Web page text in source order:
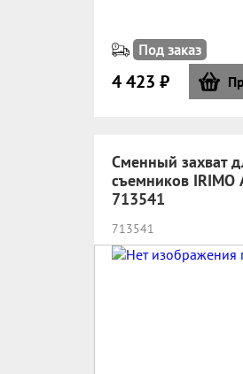
Под заказ
4 423 ₽
Сменный захват
съемников IRIMO
713541
713541